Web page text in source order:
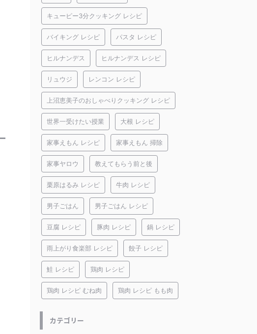
キューピー3分クッキング レシピ
バイキング レシピ パスタ レシピ
ヒルナンデス ヒルナンデス レシピ
リュウジ レンコン レシピ
上沼恵美子のおしゃべりクッキング レシピ
世界一受けたい授業 大根 レシピ
家事えもん レシピ 家事えもん 掃除
家事ヤロウ 教えてもらう前と後
栗原はるみ レシピ 牛肉 レシピ
男子ごはん 男子ごはん レシピ
豆腐 レシピ 豚肉 レシピ 鍋 レシピ
雨上がり食楽部 レシピ 餃子 レシピ
鮭 レシピ 鶏肉 レシピ
鶏肉 レシピ むね肉 鶏肉 レシピ もも肉
カテゴリー